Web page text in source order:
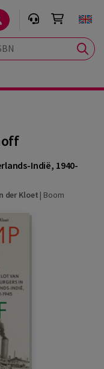
Indië, 1940-
der Kloet | Boom